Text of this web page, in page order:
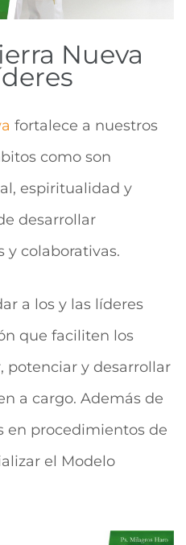
Nueva
fortalece a nuestros
como son
espiritualidad y
desarrollar
y colaborativas.
a los y las líderes
que faciliten los
potenciar y desarrollar
a cargo. Además de
en procedimientos de
el Modelo